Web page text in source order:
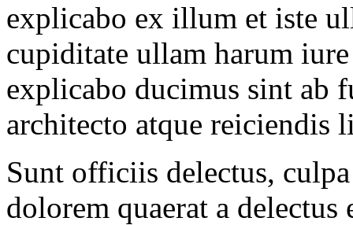
explicabo ex illum et iste
cupiditate ullam harum
explicabo ducimus sint ab
architecto atque reiciendis
Sunt officiis delectus,
dolorem quaerat a